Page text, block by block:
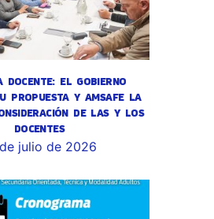
DOCENTE: EL GOBIERNO
PROPUESTA Y AMSAFE LA
DE LAS Y LOS
DOCENTES
julio de 2026